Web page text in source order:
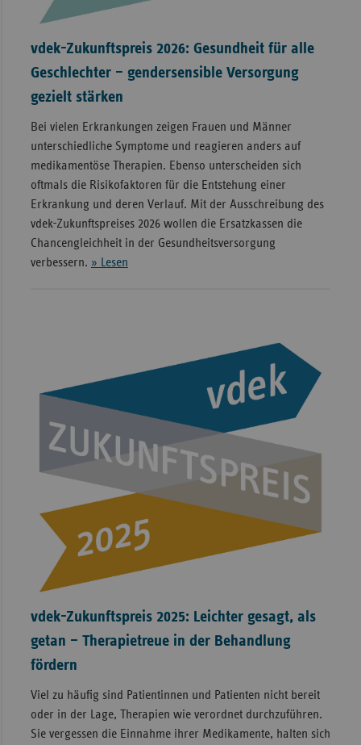
vdek-Zukunftspreis 2026: Gesundheit für alle
Geschlechter – gendersensible Versorgung
gezielt stärken
Bei vielen Erkrankungen zeigen Frauen und Männer
unterschiedliche Symptome und reagieren anders auf
medikamentöse Therapien. Ebenso unterscheiden sich
oftmals die Risikofaktoren für die Entstehung einer
Erkrankung und deren Verlauf. Mit der Ausschreibung des
vdek-Zukunftspreises 2026 wollen die Ersatzkassen die
Chancengleichheit in der Gesundheitsversorgung
verbessern. » Lesen
vdek-Zukunftspreis 2025: Leichter gesagt, als
getan – Therapietreue in der Behandlung
fördern
Viel zu häufig sind Patientinnen und Patienten nicht bereit
oder in der Lage, Therapien wie verordnet durchzuführen.
Sie vergessen die Einnahme ihrer Medikamente, halten sich